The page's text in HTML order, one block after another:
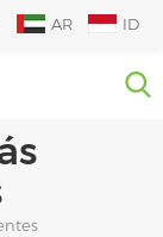
AR ID